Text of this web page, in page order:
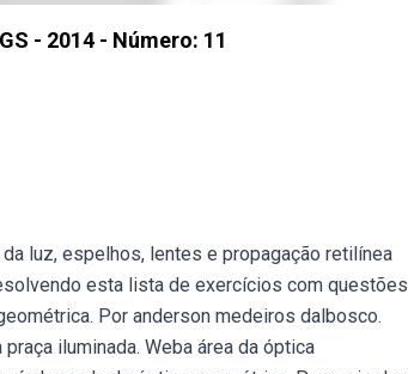
- 2014 - Número: 11
luz, espelhos, lentes e propagação retilínea
esta lista de exercícios com questões
Por anderson medeiros dalbosco.
iluminada. Weba área da óptica